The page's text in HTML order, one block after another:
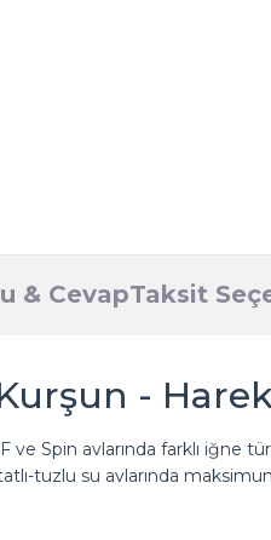
& CevapTaksit
-
ve Spin avlarında farklı iğne
tuzlu su avlarında